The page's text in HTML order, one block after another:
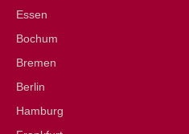
Essen
Bochum
Bremen
Berlin
Hamburg